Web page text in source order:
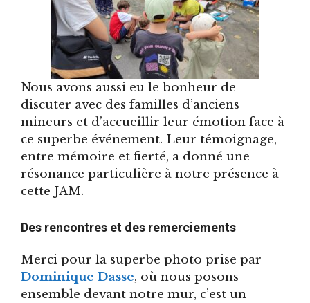
Nous avons aussi eu le bonheur de
discuter avec des familles d’anciens
mineurs et d’accueillir leur émotion face à
ce superbe événement. Leur témoignage,
entre mémoire et fierté, a donné une
résonance particulière à notre présence à
cette JAM.
Des rencontres et des remerciements
Merci pour la superbe photo prise par
Dominique Dasse, où nous posons
ensemble devant notre mur, c’est un